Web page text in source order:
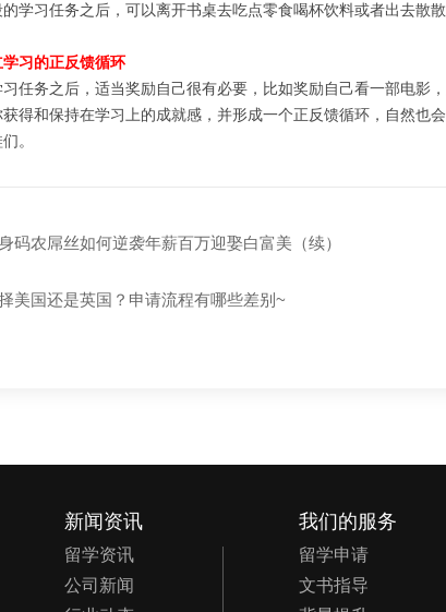
学习任务之后，可以离开书桌去吃点零食喝杯饮料或者出去散
习的正反馈循环
任务之后，适当奖励自己很有必要，比如奖励自己看一部电影
得和保持在学习上的成就感，并形成一个正反馈循环，自然也会
。
码农屌丝如何逆袭年薪百万迎娶白富美（续）
美国还是英国？申请流程有哪些差别~
新闻资讯
留学资讯
公司新闻
我们的服务
留学申请
文书指导